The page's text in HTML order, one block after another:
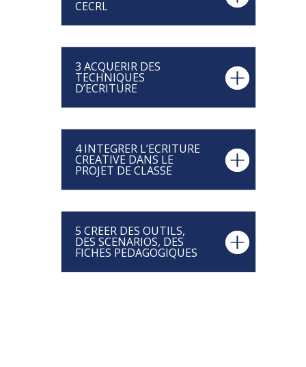
CECRL
3 ACQUERIR DES
TECHNIQUES
D’ECRITURE
4 INTEGRER L’ECRITURE
CREATIVE DANS LE
PROJET DE CLASSE
5 CREER DES OUTILS,
DES SCENARIOS, DES
FICHES PEDAGOGIQUES